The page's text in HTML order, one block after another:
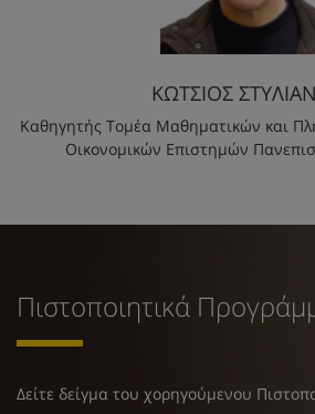
ΚΩΤΣΙΟΣ
Καθηγητής Τομέα Μαθηματικών και
Οικονομικών Επιστημών
Πιστοποιητικά
Δείτε δείγμα του χορηγούμενου